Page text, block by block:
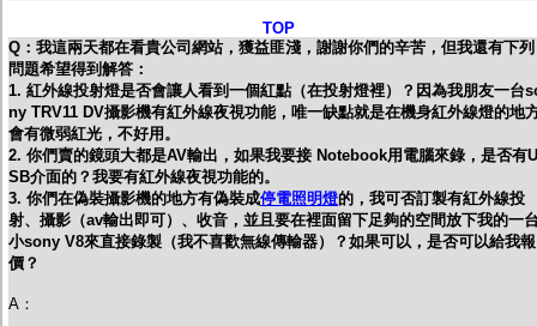
TOP
Q：我這兩天都在看貴公司網站，獲益匪淺，謝謝你們的辛苦，但我還有下列
問題希望得到解答：
1. 紅外線投射燈是否會讓人看到一個紅點（在投射燈裡）？因為我朋友一台
ny TRV11 DV攝影機有紅外線夜視功能，唯一缺點就是在機身紅外線燈的地
會有微弱紅光，不好用。
2. 你們賣的鏡頭大都是AV輸出，如果我要接 Notebook用電腦來錄，是否有U
SB介面的？我要有紅外線夜視功能的。
3. 你們在偽裝攝影機的地方有偽裝成停電照明燈的，我可否訂製有紅外線投
射、攝影（av輸出即可）、收音，並且要在裡面留下足夠的空間放下我的一
小sony V8來直接錄製（我不喜歡無線傳輸器）？如果可以，是否可以給我報
價？
A：